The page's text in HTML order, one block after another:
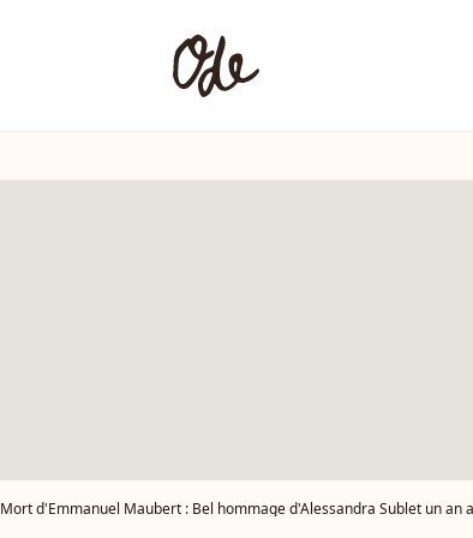
Mort d'Emmanuel Maubert : Bel hommage d'Alessandra Sublet un an